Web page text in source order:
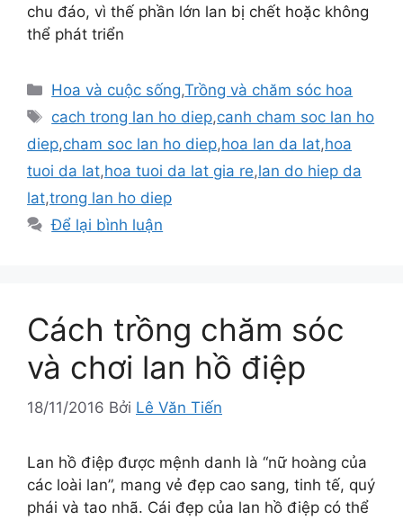
chu đáo, vì thế phần lớn lan bị chết hoặc không
thể phát triển
Danh
mục
Hoa và cuộc sống,Trồng và chăm sóc hoa
Thẻ
cach trong lan ho diep,canh cham soc lan ho
diep,cham soc lan ho diep,hoa lan da lat,hoa
tuoi da lat,hoa tuoi da lat gia re,lan do hiep da
lat,trong lan ho diep
Để lại bình luận
Cách trồng chăm sóc
và chơi lan hồ điệp
18/11/2016 Bởi Lê Văn Tiến
Lan hồ điệp được mệnh danh là “nữ hoàng của
các loài lan”, mang vẻ đẹp cao sang, tinh tế, quý
phái và tao nhã. Cái đẹp của lan hồ điệp có thể